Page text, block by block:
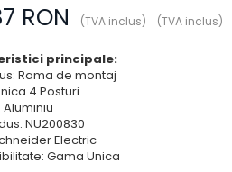
RON (TVA inclus) (TVA inclus)
principale:
Rama de montaj
4 Posturi
NU200830
Electric
Gama Unica